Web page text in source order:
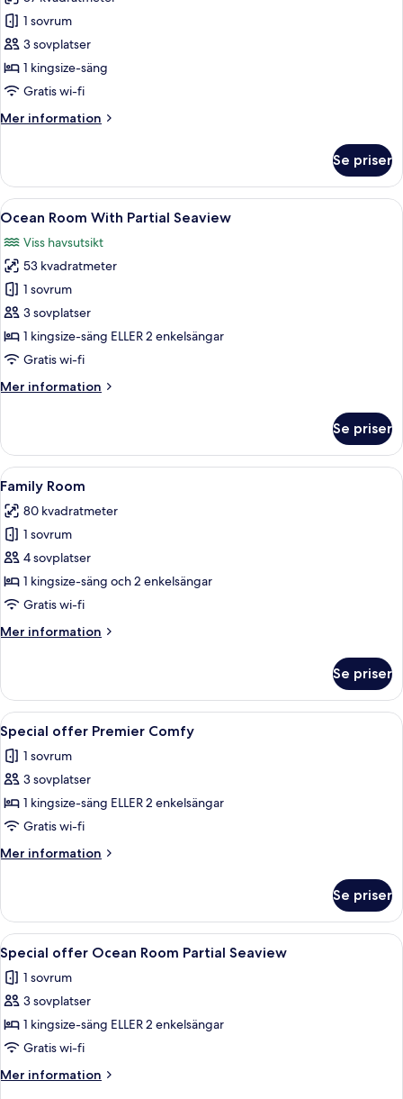
Grand
Ocean
Suite
1 sovrum
3 sovplatser
1 kingsize-säng
Gratis wi-fi
Mer information
Mer
Ocean
Suite
Se priser
Öppna
alla
foton
för
Ocean
Room
With
Partial
Ett modernt hotellrum med en stor
6
Ocean Room With Partial Seaview
Viss havsutsikt
53 kvadratmeter
1 sovrum
3 sovplatser
1 kingsize-säng ELLER 2 enkelsängar
Gratis wi-fi
Mer information
Mer
Room
With
Partial
Seaview
Se priser
Öppna
alla
foton
för
Family
Room
Ett hotellrum med två sängar, en
5
Family Room
80 kvadratmeter
1 sovrum
4 sovplatser
1 kingsize-säng och 2 enkelsängar
Gratis wi-fi
Mer information
Mer
Room
Se priser
Öppna
alla
foton
för
Special
offer
Premier
Comfy
Ett modernt hotellrum med en stor
16
Special offer Premier Comfy
1 sovrum
3 sovplatser
1 kingsize-säng ELLER 2 enkelsängar
Gratis wi-fi
Mer information
Mer
offer
Premier
Comfy
Se priser
Öppna
alla
foton
för
Special
offer
Ocean
Room
Ett modernt badrum med ett stort
5
Special offer Ocean Room Partial Seaview
1 sovrum
3 sovplatser
1 kingsize-säng ELLER 2 enkelsängar
Gratis wi-fi
Mer information
Mer